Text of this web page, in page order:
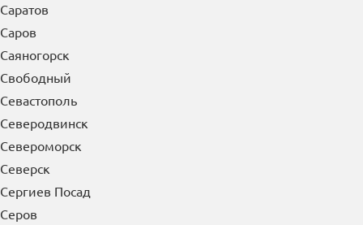
Саратов
Саров
Саяногорск
Свободный
Севастополь
Северодвинск
Североморск
Северск
Сергиев Посад
Серов